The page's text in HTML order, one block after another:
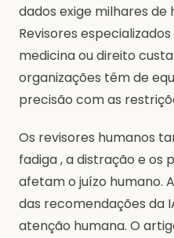
dados exige milhares de
Revisores
medicina ou direito
organizações têm de
precisão com as
Os revisores humanos
fadiga , a distração e os
afetam o juízo humano.
das recomendações da
atenção humana. O